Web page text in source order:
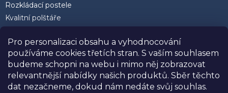
Pro personalizaci obsahu a vyhodnocování
používáme cookies třetích stran. S vaším souhlasem
budeme schopni na webu i mimo něj zobrazovat
relevantnější nabídky našich produktů. Sběr těchto
dat nezačneme, dokud nám nedáte svůj souhlas.
Rozkládací postele
Kvalitní polštáře
Facebook